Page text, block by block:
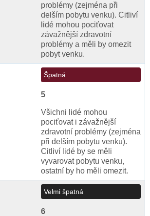
problémy (zejména při
delším pobytu venku). Citliví
lidé mohou pociťovat
závažnější zdravotní
problémy a měli by omezit
pobyt venku.
Špatná
5
Všichni lidé mohou
pociťovat i závažnější
zdravotní problémy (zejména
při delším pobytu venku).
Citliví lidé by se měli
vyvarovat pobytu venku,
ostatní by ho měli omezit.
Velmi špatná
6